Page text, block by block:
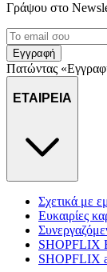
Γράψου στο
Εγγραφή
Πατώντας
ΕΤΑΙΡΕΙΑ
Σχετικά με
Ευκαιρίες
SHOPFLIX
SHOPFLIX